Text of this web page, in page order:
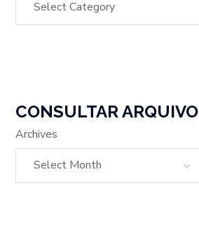
CONSULTAR ARQUIVO
Archives